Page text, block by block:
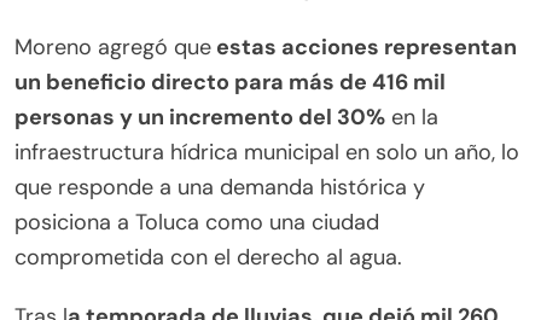
Moreno agregó que estas acciones representan
un beneficio directo para más de 416 mil
personas y un incremento del 30% en la
infraestructura hídrica municipal en solo un año, lo
que responde a una demanda histórica y
posiciona a Toluca como una ciudad
comprometida con el derecho al agua.